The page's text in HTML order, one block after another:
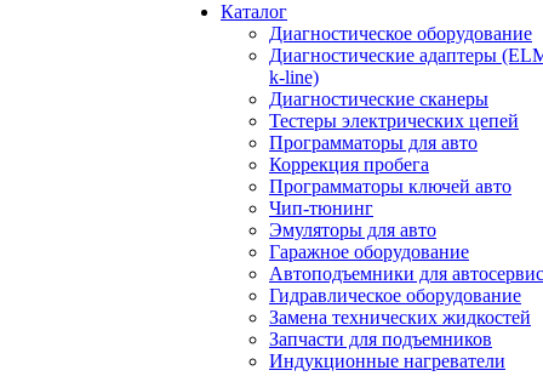
Каталог
Диагностическое оборудование
Диагностические адаптеры
k-line)
Диагностические сканеры
Тестеры электрических цепей
Программаторы для авто
Коррекция пробега
Программаторы ключей авто
Чип-тюнинг
Эмуляторы для авто
Гаражное оборудование
Автоподъемники для
Гидравлическое оборудование
Замена технических жидкостей
Запчасти для подъемников
Индукционные нагреватели